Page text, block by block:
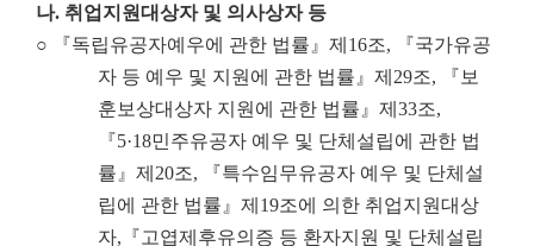
나. 취업지원대상자 및 의사상자 등
○ 『독립유공자예우에 관한 법률』제16조, 『국가유공
자 등 예우 및 지원에 관한 법률』제29조, 『보
훈보상대상자 지원에 관한 법률』제33조,
『5·18민주유공자 예우 및 단체설립에 관한 법
률』제20조, 『특수임무유공자 예우 및 단체설
립에 관한 법률』제19조에 의한 취업지원대상
자,『고엽제후유의증 등 환자지원 및 단체설립